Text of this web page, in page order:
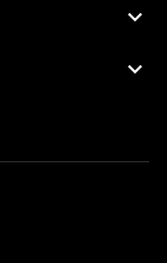

